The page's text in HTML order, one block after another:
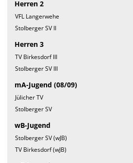
Herren 2
VFL Langerwehe
Stolberger SV II
Herren 3
TV Birkesdorf III
Stolberger SV III
mA-Jugend (08/09)
Jülicher TV
Stolberger SV
wB-Jugend
Stolberger SV (wJB)
TV Birkesdorf (wJB)